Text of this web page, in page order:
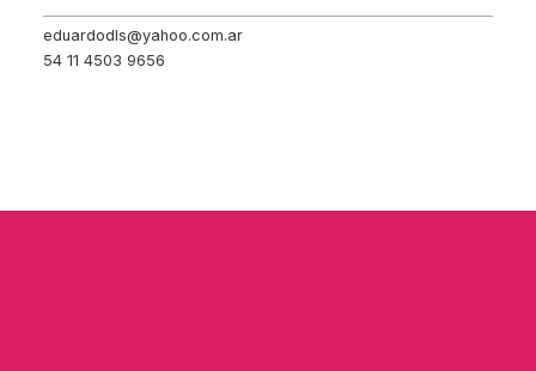
eduardodls@yahoo.com.ar
54 11 4503 9656